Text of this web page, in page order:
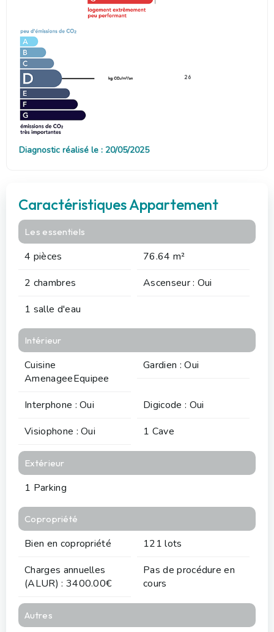
26
Diagnostic réalisé le : 20/05/2025
Caractéristiques Appartement
Les essentiels
4 pièces
76.64 m²
2 chambres
Ascenseur : Oui
1 salle d'eau
Intérieur
Cuisine
AmenageeEquipee
Gardien : Oui
Interphone : Oui
Digicode : Oui
Visiophone : Oui
1 Cave
Extérieur
1 Parking
Copropriété
Bien en copropriété
121 lots
Charges annuelles
(ALUR) : 3400.00€
Pas de procédure en
cours
Autres